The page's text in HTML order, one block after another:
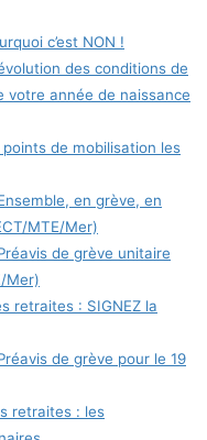
c’est NON !
des conditions de
année de naissance
points de mobilisation les
en grève, en
MTE/Mer)
de grève unitaire
Mer)
retraites : SIGNEZ la
de grève pour le 19
retraites : les